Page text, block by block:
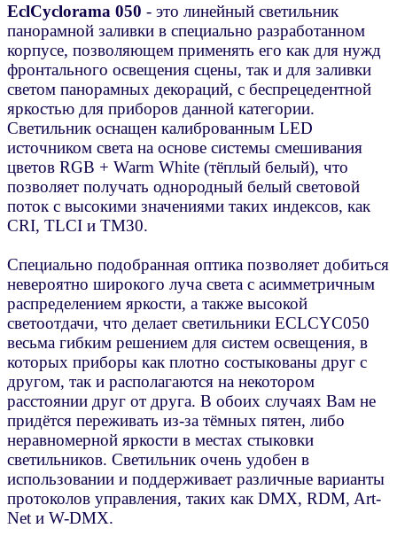
EclCyclorama 050 - это линейный светильник
панорамной заливки в специально разработанном
корпусе, позволяющем применять его как для нужд
фронтального освещения сцены, так и для заливки
светом панорамных декораций, с беспрецедентной
яркостью для приборов данной категории.
Светильник оснащен калиброванным LED
источником света на основе системы смешивания
цветов RGB + Warm White (тёплый белый), что
позволяет получать однородный белый световой
поток с высокими значениями таких индексов, как
CRI, TLCI и TM30.
Специально подобранная оптика позволяет добиться
невероятно широкого луча света с асимметричным
распределением яркости, а также высокой
светоотдачи, что делает светильники ECLCYC050
весьма гибким решением для систем освещения, в
которых приборы как плотно состыкованы друг с
другом, так и располагаются на некотором
расстоянии друг от друга. В обоих случаях Вам не
придётся переживать из-за тёмных пятен, либо
неравномерной яркости в местах стыковки
светильников. Светильник очень удобен в
использовании и поддерживает различные варианты
протоколов управления, таких как DMX, RDM, Art-
Net и W-DMX.